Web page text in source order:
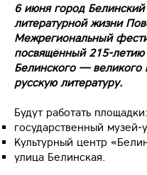
6 июня город
литературной жизни
Межрегиональный
посвящённый 215‑летию
Белинского — великого
русскую литературу.
Будут работать площадки:
государственный
Культурный центр
улица Белинская.